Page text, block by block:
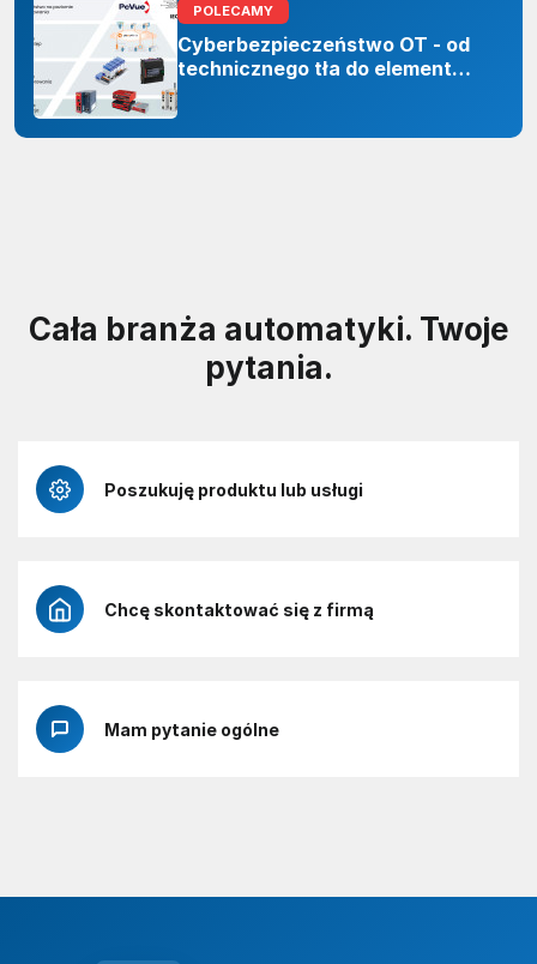
POLECAMY
Cyberbezpieczeństwo OT - od
technicznego tła do elementu
Cała branża automatyki. Twoje
pytania.
Poszukuję produktu lub usługi
Chcę skontaktować się z firmą
Mam pytanie ogólne